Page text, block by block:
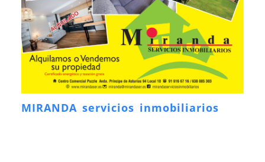
MIRANDA servicios inmobiliarios